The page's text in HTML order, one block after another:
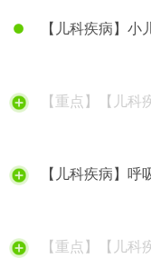
【儿科疾病】小
【重点】【儿科
【儿科疾病】呼
【重点】【儿科